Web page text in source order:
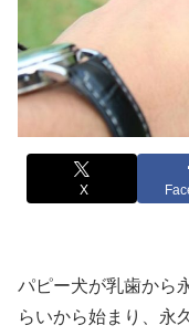
X
パピー犬が乳歯から
らいから始まり、永